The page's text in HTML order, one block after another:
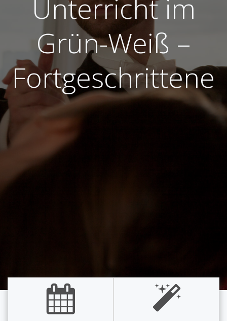
Unterricht im
Grün-Weiß –
Fortgeschrittene